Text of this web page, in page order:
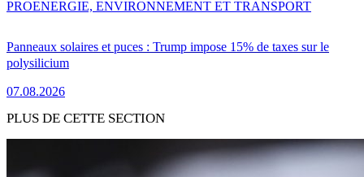
Panneaux solaires et puces : Trump impose 15% de taxes sur le
polysilicium
07.08.2026
PROENERGIE, ENVIRONNEMENT ET TRANSPORT
PLUS DE CETTE SECTION